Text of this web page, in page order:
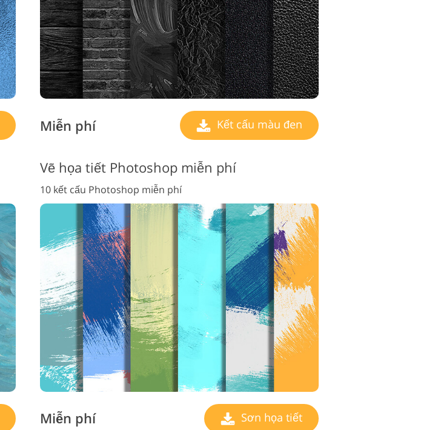
Miễn phí Kết cấu màu đen
Vẽ họa tiết Photoshop miễn phí
10 kết cấu Photoshop miễn phí
Miễn phí Sơn họa tiết